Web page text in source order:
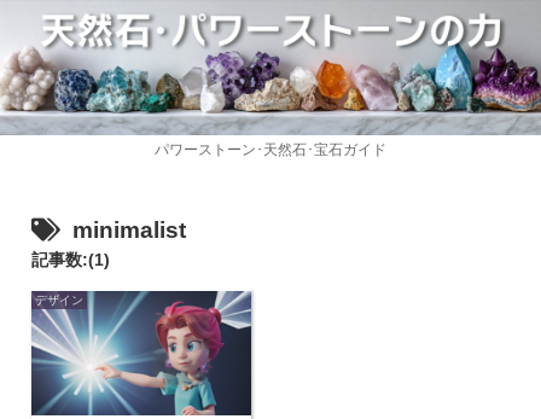
パワーストーン･天然石･宝石ガイド
minimalist
記事数:(1)
デザイン